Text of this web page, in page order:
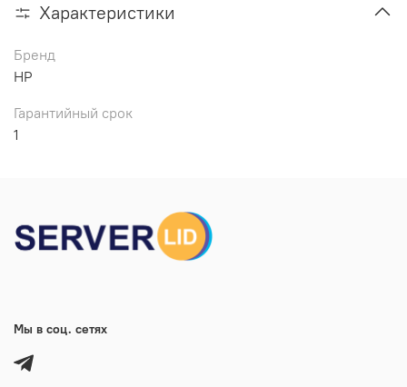
Характеристики
Бренд
HP
Гарантийный срок
1
Мы в соц. сетях